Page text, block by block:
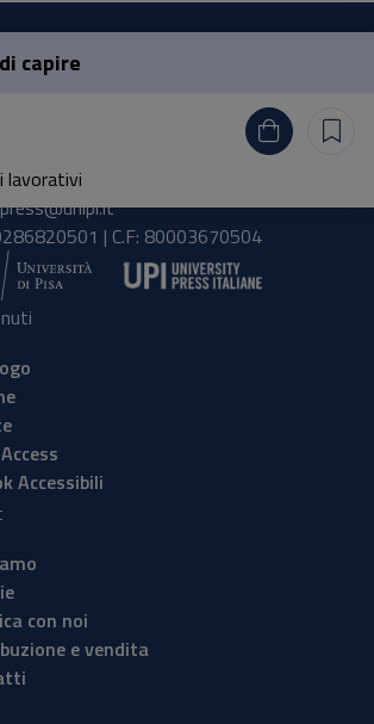
capire
lavorativi
University Press
Pacinotti 43/44 56126 Pisa
050 2212056
press@unipi.it
| C.F: 80003670504
Accessibili
con noi
e vendita